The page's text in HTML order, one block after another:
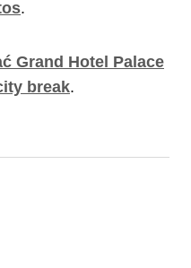
.
Grand Hotel Palace
break.